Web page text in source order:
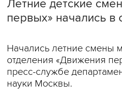
Летние детские
первых» начались в
Начались летние смены
отделения «Движения
пресс-службе
науки Москвы.